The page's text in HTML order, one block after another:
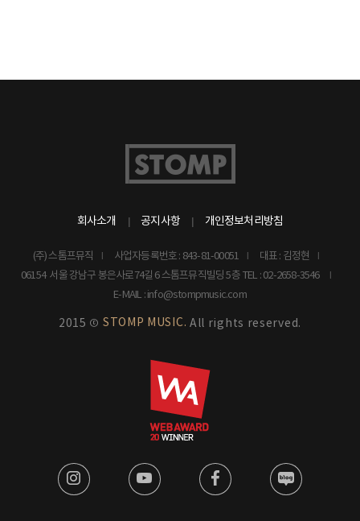
회사소개 공지사항 개인정보처리방침
(주) 스톰프뮤직 사업자등록번호 : 843-81-00051
대표 : 김정현
06154 서울 강남구 봉은사로74길 6 스톰프뮤직빌딩 5층 TEL : 02-2658-3546
E-MAIL : info@stompmusic.com
2015 © STOMP MUSIC. All rights reserved.